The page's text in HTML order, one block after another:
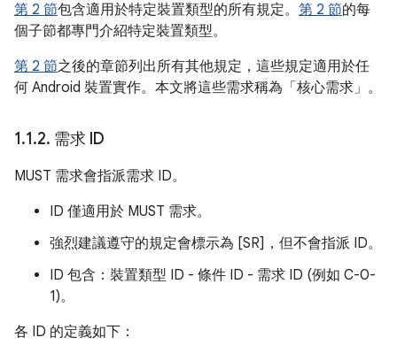
第 2 節包含適用於特定裝置類型的所有規定。 第 2 節的每
個子節都專門介紹特定裝置類型。
第 2 節之後的章節列出所有其他規定，這些規定適用於任
何 Android 裝置實作。本文將這些需求稱為「核心需求」。
1.1.2. 需求 ID
MUST 需求會指派需求 ID。
ID 僅適用於 MUST 需求。
強烈建議遵守的規定會標示為 [SR]，但不會指派 ID。
ID 包含：裝置類型 ID - 條件 ID - 需求 ID (例如 C-0-
1)。
各 ID 的定義如下：